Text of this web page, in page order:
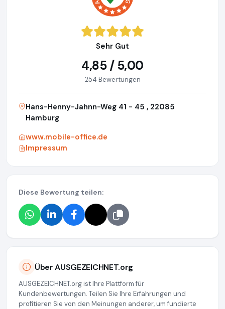
Sehr Gut
4,85 / 5,00
254 Bewertungen
Hans-Henny-Jahnn-Weg 41 - 45 , 22085
Hamburg
www.mobile-office.de
Impressum
Diese Bewertung teilen:
Über AUSGEZEICHNET.org
AUSGEZEICHNET.org ist Ihre Plattform für
Kundenbewertungen. Teilen Sie Ihre Erfahrungen und
profitieren Sie von den Meinungen anderer, um fundierte